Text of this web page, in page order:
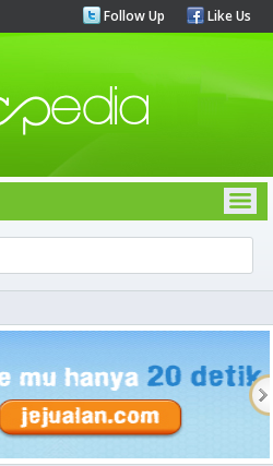
Follow Up Like Us